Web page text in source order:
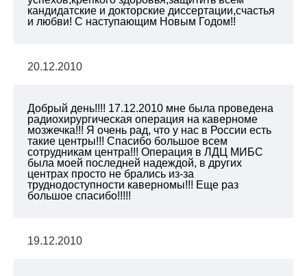
кандидатские и докторские диссертации,счастья
и любви! С наступающим Новым Годом!!
20.12.2010
Добрый день!!!! 17.12.2010 мне была проведена
радиохирургическая операция на каверноме
мозжечка!!! Я очень рад, что у нас в России есть
такие центры!!! Спасибо большое всем
сотрудникам центра!!! Операция в ЛДЦ МИБС
была моей последней надеждой, в других
центрах просто не брались из-за
труднодоступности каверномы!!! Еще раз
большое спасибо!!!!!
19.12.2010